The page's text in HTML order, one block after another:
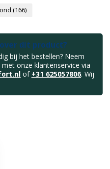
(166)
dit product?
bij het bestellen? Neem
onze klantenservice via
of +31 625057806. Wij